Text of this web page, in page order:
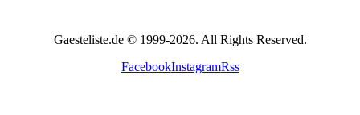
Gaesteliste.de © 1999-2026. All Rights Reserved.
FacebookInstagramRss